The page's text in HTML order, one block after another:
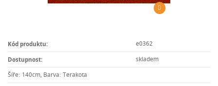
Kód produktu: e0362
Dostupnost:
skladem
Šíře: 140cm, Barva: Terakota